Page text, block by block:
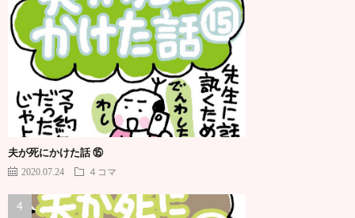
夫が死にかけた話 ⑮
2020.07.24 ４コマ